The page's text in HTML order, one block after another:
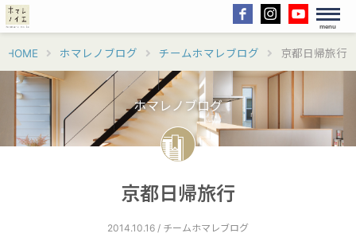
menu
HOME ホマレノブログ チームホマレブログ 京都日帰旅行
ホマレノブログ
京都日帰旅行
2014.10.16 / チームホマレブログ